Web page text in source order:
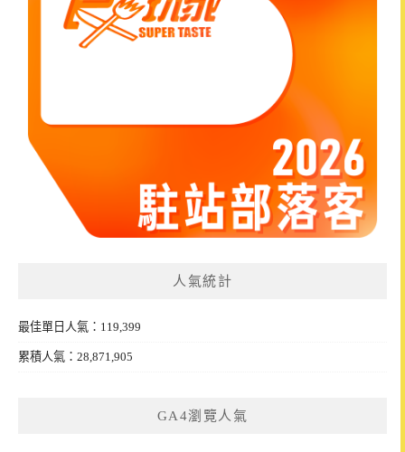
人氣統計
最佳單日人氣：119,399
累積人氣：28,871,905
GA4瀏覽人氣